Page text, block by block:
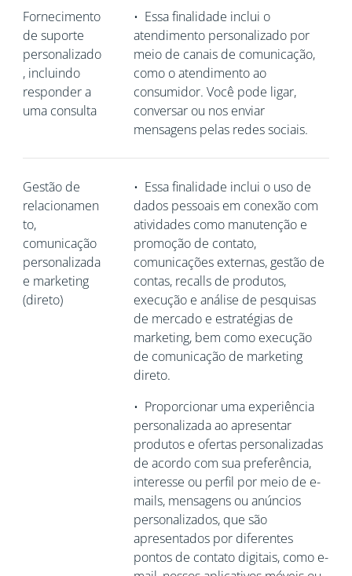
Fornecimento
de suporte
personalizado
, incluindo
responder a
uma consulta
• Essa finalidade inclui o
atendimento personalizado por
meio de canais de comunicação,
como o atendimento ao
consumidor. Você pode ligar,
conversar ou nos enviar
mensagens pelas redes sociais.
Gestão de
relacionamen
to,
comunicação
personalizada
e marketing
(direto)
• Essa finalidade inclui o uso de
dados pessoais em conexão com
atividades como manutenção e
promoção de contato,
comunicações externas, gestão de
contas, recalls de produtos,
execução e análise de pesquisas
de mercado e estratégias de
marketing, bem como execução
de comunicação de marketing
direto.
• Proporcionar uma experiência
personalizada ao apresentar
produtos e ofertas personalizadas
de acordo com sua preferência,
interesse ou perfil por meio de e-
mails, mensagens ou anúncios
personalizados, que são
apresentados por diferentes
pontos de contato digitais, como e-